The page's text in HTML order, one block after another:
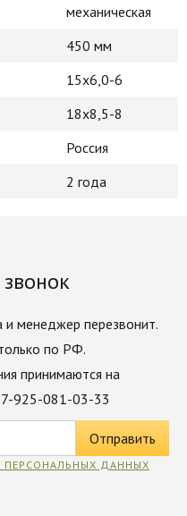
механическая
450 мм
15х6,0-6
18х8,5-8
Россия
2 года
менеджер перезвонит.
по РФ.
принимаются на
925-081-03-33
ПЕРСОНАЛЬНЫХ ДАННЫХ